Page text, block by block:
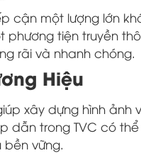
cận một lượng lớn
phương tiện truyền
rãi và nhanh chóng.
Hiệu
xây dựng hình
dẫn trong TVC có
bền vững.